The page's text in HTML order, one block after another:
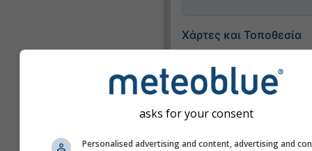
Χάρτες και Τοποθεσία
Βασιλεία
Διαθέσιμοι χάρτες
Εμφάνιση μόνο των
asks for your consent
Personalised advertising and content, advertising and